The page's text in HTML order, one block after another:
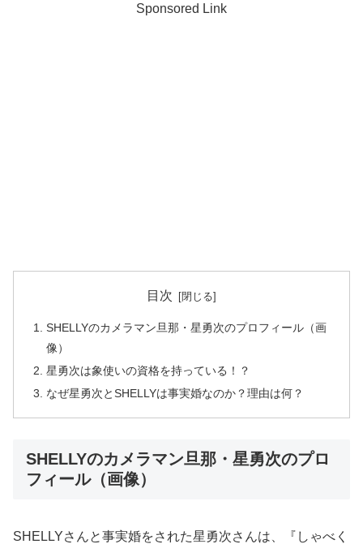
Sponsored Link
目次
SHELLYのカメラマン旦那・星勇次のプロフィール（画
像）
星勇次は象使いの資格を持っている！？
なぜ星勇次とSHELLYは事実婚なのか？理由は何？
SHELLYのカメラマン旦那・星勇次のプロ
フィール（画像）
SHELLYさんと事実婚をされた星勇次さんは、『しゃべく